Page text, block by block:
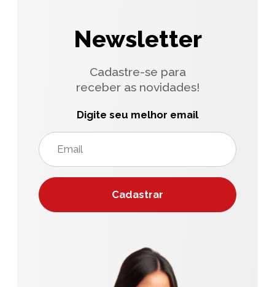
Newsletter
Cadastre-se para
receber as novidades!
Digite seu melhor email